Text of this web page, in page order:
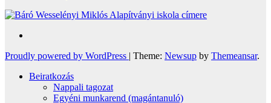
Proudly powered by WordPress | Theme: Newsup by Themeansar.
Beiratkozás
Nappali tagozat
Egyéni munkarend (magántanuló)